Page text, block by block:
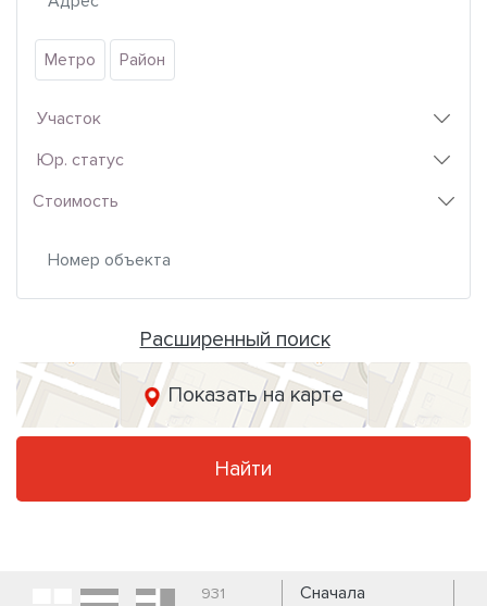
Метро Район
Участок
Юр. статус
Стоимость
Расширенный поиск
Показать на карте
Найти
931
Сначала